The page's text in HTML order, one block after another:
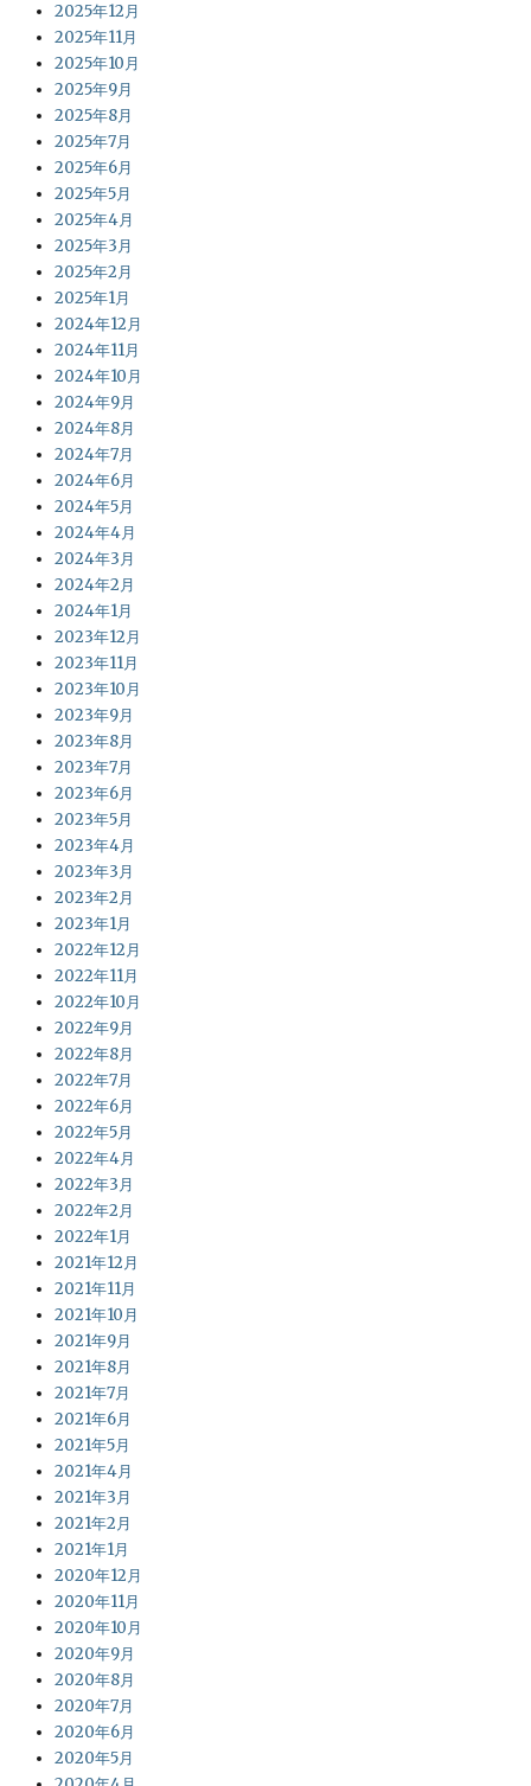
2025年12月
2025年11月
2025年10月
2025年9月
2025年8月
2025年7月
2025年6月
2025年5月
2025年4月
2025年3月
2025年2月
2025年1月
2024年12月
2024年11月
2024年10月
2024年9月
2024年8月
2024年7月
2024年6月
2024年5月
2024年4月
2024年3月
2024年2月
2024年1月
2023年12月
2023年11月
2023年10月
2023年9月
2023年8月
2023年7月
2023年6月
2023年5月
2023年4月
2023年3月
2023年2月
2023年1月
2022年12月
2022年11月
2022年10月
2022年9月
2022年8月
2022年7月
2022年6月
2022年5月
2022年4月
2022年3月
2022年2月
2022年1月
2021年12月
2021年11月
2021年10月
2021年9月
2021年8月
2021年7月
2021年6月
2021年5月
2021年4月
2021年3月
2021年2月
2021年1月
2020年12月
2020年11月
2020年10月
2020年9月
2020年8月
2020年7月
2020年6月
2020年5月